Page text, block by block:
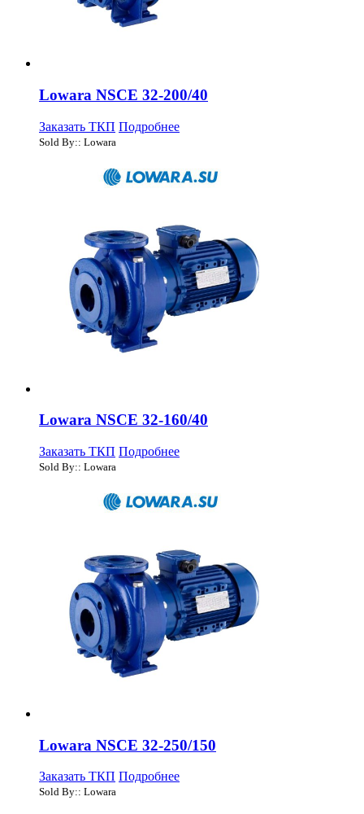
Lowara NSCE 32-200/40
Заказать ТКП Подробнее
Sold By:: Lowara
Lowara NSCE 32-160/40
Заказать ТКП Подробнее
Sold By:: Lowara
Lowara NSCE 32-250/150
Заказать ТКП Подробнее
Sold By:: Lowara